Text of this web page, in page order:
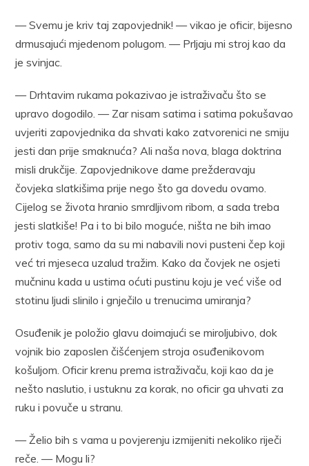
— Svemu je kriv taj zapovjednik! — vikao je oficir, bijesno
drmusajući mjedenom polugom. — Prljaju mi stroj kao da
je svinjac.
— Drhtavim rukama pokazivao je istraživaču što se
upravo dogodilo. — Zar nisam satima i satima pokušavao
uvjeriti zapovjednika da shvati kako zatvorenici ne smiju
jesti dan prije smaknuća? Ali naša nova, blaga doktrina
misli drukčije. Zapovjednikove dame prežderavaju
čovjeka slatkišima prije nego što ga dovedu ovamo.
Cijelog se života hranio smrdljivom ribom, a sada treba
jesti slatkiše! Pa i to bi bilo moguće, ništa ne bih imao
protiv toga, samo da su mi nabavili novi pusteni čep koji
već tri mjeseca uzalud tražim. Kako da čovjek ne osjeti
mučninu kada u ustima oćuti pustinu koju je već više od
stotinu ljudi slinilo i gnječilo u trenucima umiranja?
Osuđenik je položio glavu doimajući se miroljubivo, dok
vojnik bio zaposlen čišćenjem stroja osuđenikovom
košuljom. Oficir krenu prema istraživaču, koji kao da je
nešto naslutio, i ustuknu za korak, no oficir ga uhvati za
ruku i povuče u stranu.
— Želio bih s vama u povjerenju izmijeniti nekoliko riječi
reče. — Mogu li?